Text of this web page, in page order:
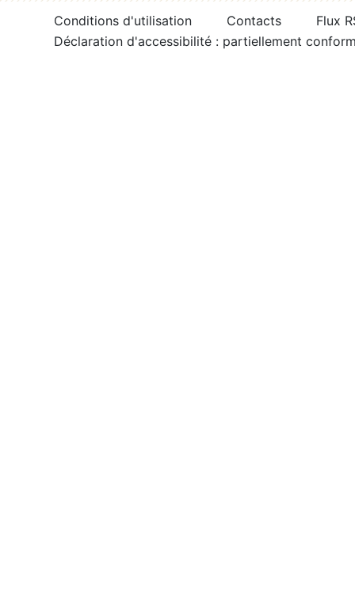
Conditions d'utilisation Contacts
Flux
Déclaration d'accessibilité : partiellement